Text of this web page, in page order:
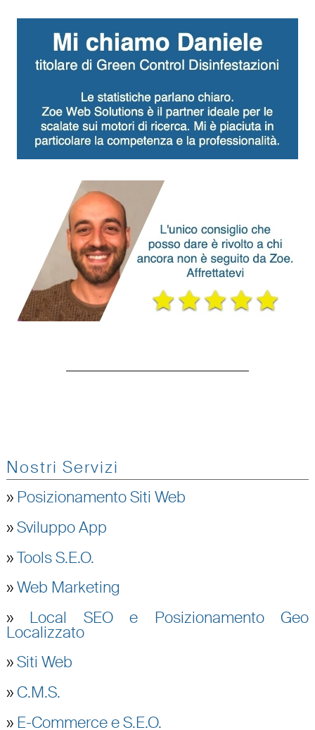
Nostri Servizi
» Posizionamento Siti Web
»Sviluppo App
»Tools S.E.O.
»Web Marketing
» Local SEO e Posizionamento Geo
Localizzato
»Siti Web
» C.M.S.
» E-Commerce e S.E.O.